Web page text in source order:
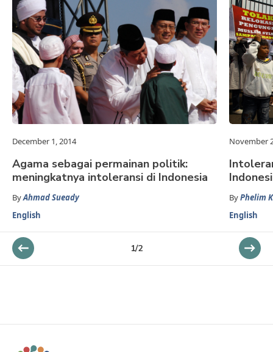
December 1, 2014
Agama sebagai permainan politik:
meningkatnya intoleransi di Indonesia
ByAhmad Sueady
English
November
ByPhelim
English
1/2